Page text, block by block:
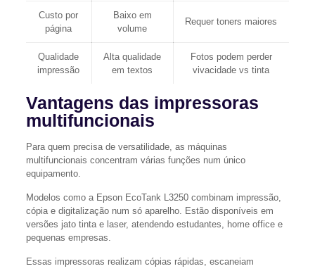
Custo por
página
Baixo em
volume
Requer toners maiores
Qualidade
impressão
Alta qualidade
em textos
Fotos podem perder
vivacidade vs tinta
Vantagens das impressoras
multifuncionais
Para quem precisa de versatilidade, as máquinas
multifuncionais concentram várias funções num único
equipamento.
Modelos como a Epson EcoTank L3250 combinam impressão,
cópia e digitalização num só aparelho. Estão disponíveis em
versões jato tinta e laser, atendendo estudantes, home office e
pequenas empresas.
Essas impressoras realizam cópias rápidas, escaneiam